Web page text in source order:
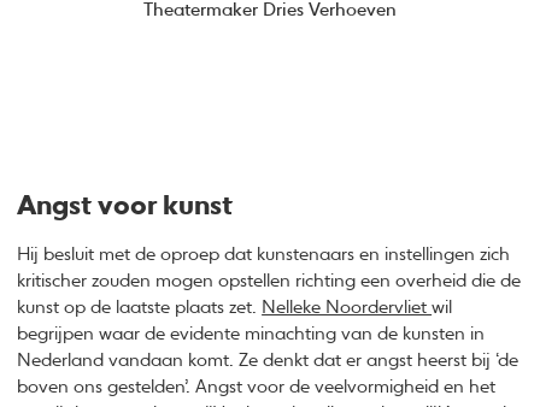
Theatermaker Dries Verhoeven
Angst voor kunst
Hij besluit met de oproep dat kunstenaars en instellingen zich
kritischer zouden mogen opstellen richting een overheid die de
kunst op de laatste plaats zet. Nelleke Noordervlietwil
begrijpen waar de evidente minachting van de kunsten in
Nederland vandaan komt. Ze denkt dat er angst heerst bij ‘de
boven ons gestelden’. Angst voor de veelvormigheid en het